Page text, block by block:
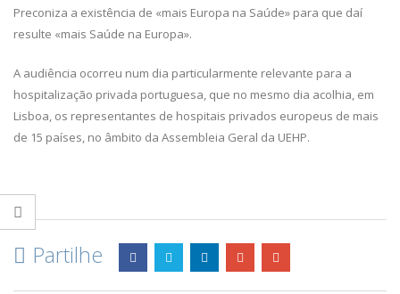
Preconiza a existência de «mais Europa na Saúde» para que daí
resulte «mais Saúde na Europa».
A audiência ocorreu num dia particularmente relevante para a
hospitalização privada portuguesa, que no mesmo dia acolhia, em
Lisboa, os representantes de hospitais privados europeus de mais
de 15 países, no âmbito da Assembleia Geral da UEHP.
Partilhe